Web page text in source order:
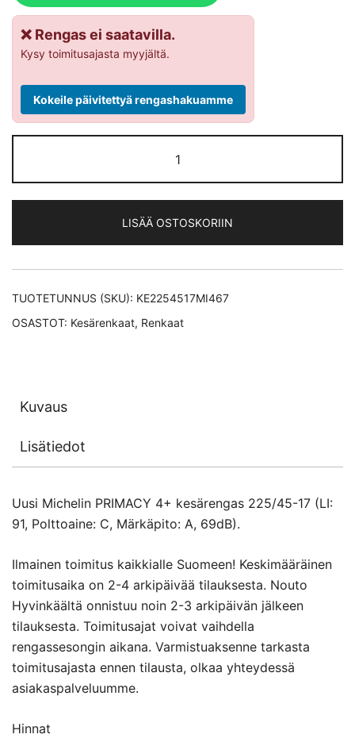
❌ Rengas ei saatavilla.
Kysy toimitusajasta myyjältä.
Kokeile päivitettyä rengashakuamme
PRIMACY
4+
225/45-
17
määrä
LISÄÄ OSTOSKORIIN
TUOTETUNNUS (SKU): KE2254517MI467
OSASTOT: Kesärenkaat, Renkaat
Kuvaus
Lisätiedot
Uusi Michelin PRIMACY 4+ kesärengas 225/45-17 (LI:
91, Polttoaine: C, Märkäpito: A, 69dB).
Ilmainen toimitus kaikkialle Suomeen! Keskimääräinen
toimitusaika on 2-4 arkipäivää tilauksesta. Nouto
Hyvinkäältä onnistuu noin 2-3 arkipäivän jälkeen
tilauksesta. Toimitusajat voivat vaihdella
rengassesongin aikana. Varmistuaksenne tarkasta
toimitusajasta ennen tilausta, olkaa yhteydessä
asiakaspalveluumme.
Hinnat